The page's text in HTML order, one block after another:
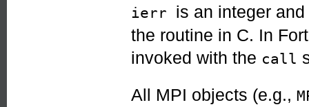
ierr is an integer
the routine in C. In
invoked with the call
All MPI objects (e.g.,